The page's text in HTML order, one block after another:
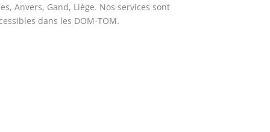
Anvers, Gand, Liège. Nos services sont
dans les DOM-TOM.